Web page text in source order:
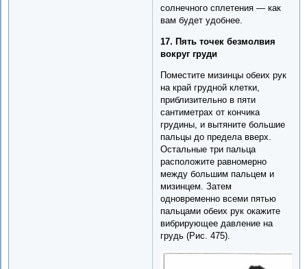
солнечного сплетения — как
вам будет удобнее.
17. Пять точек безмолвия
вокруг груди
Поместите мизинцы обеих рук
на край грудной клетки,
приблизительно в пяти
сантиметрах от кончика
грудины, и вытяните большие
пальцы до предела вверх.
Остальные три пальца
расположите равномерно
между большим пальцем и
мизинцем. Затем
одновременно всеми пятью
пальцами обеих рук окажите
вибрирующее давление на
грудь (Рис. 475).